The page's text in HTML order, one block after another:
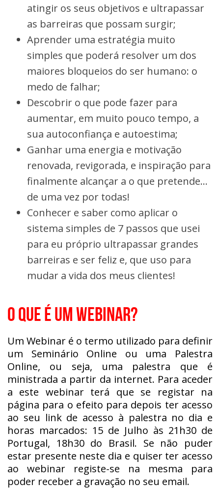
atingir os seus objetivos e ultrapassar
as barreiras que possam surgir;
Aprender uma estratégia muito
simples que poderá resolver um dos
maiores bloqueios do ser humano: o
medo de falhar;
Descobrir o que pode fazer para
aumentar, em muito pouco tempo, a
sua autoconfiança e autoestima;
Ganhar uma energia e motivação
renovada, revigorada, e inspiração para
finalmente alcançar a o que pretende…
de uma vez por todas!
Conhecer e saber como aplicar o
sistema simples de 7 passos que usei
para eu próprio ultrapassar grandes
barreiras e ser feliz e, que uso para
mudar a vida dos meus clientes!
O QUE É UM WEBINAR?
Um Webinar é o termo utilizado para definir
um Seminário Online ou uma Palestra
Online, ou seja, uma palestra que é
ministrada a partir da internet. Para aceder
a este webinar terá que se registar na
página para o efeito para depois ter acesso
ao seu link de acesso à palestra no dia e
horas marcados: 15 de Julho às 21h30 de
Portugal, 18h30 do Brasil. Se não puder
estar presente neste dia e quiser ter acesso
ao webinar registe-se na mesma para
poder receber a gravação no seu email.